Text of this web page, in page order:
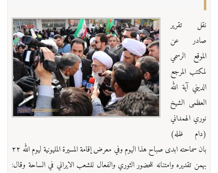
نقل تقرير
صادر عن
الموقع الرسمي
لمكتب المرجع
الديني آية الله
العظمى الشيخ
نوري الهمداني
(دام ظله)
بان سماحته ابدى صباح هذا اليوم وفي معرض إقامة المسيرة المليونية ليوم الله ٢٢
بهمن تقديره وامتنانه للحضور الثوري والفعال للشعب الايراني في الساحة وقال: